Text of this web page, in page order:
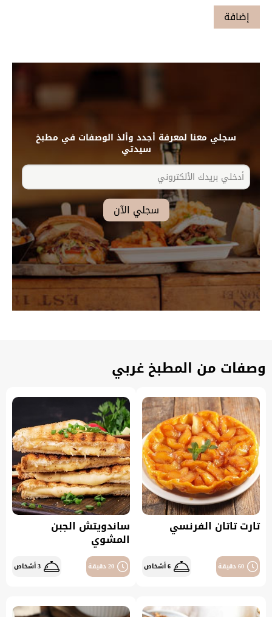
سجلي معنا لمعرفة أجدد وألذ الوصفات في مطبخ
سيدتي
وصفات من المطبخ غربي
تارت تاتان الفرنسي
60 دقيقة 6 أشخاص
ساندويتش الجبن
المشوي
20 دقيقة 3 أشخاص